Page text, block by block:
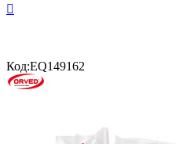

Код:EQ149162